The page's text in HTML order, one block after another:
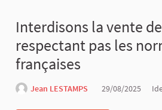
Interdisons la vente
respectant pas les
françaises
Jean LESTAMPS 29/08/2025